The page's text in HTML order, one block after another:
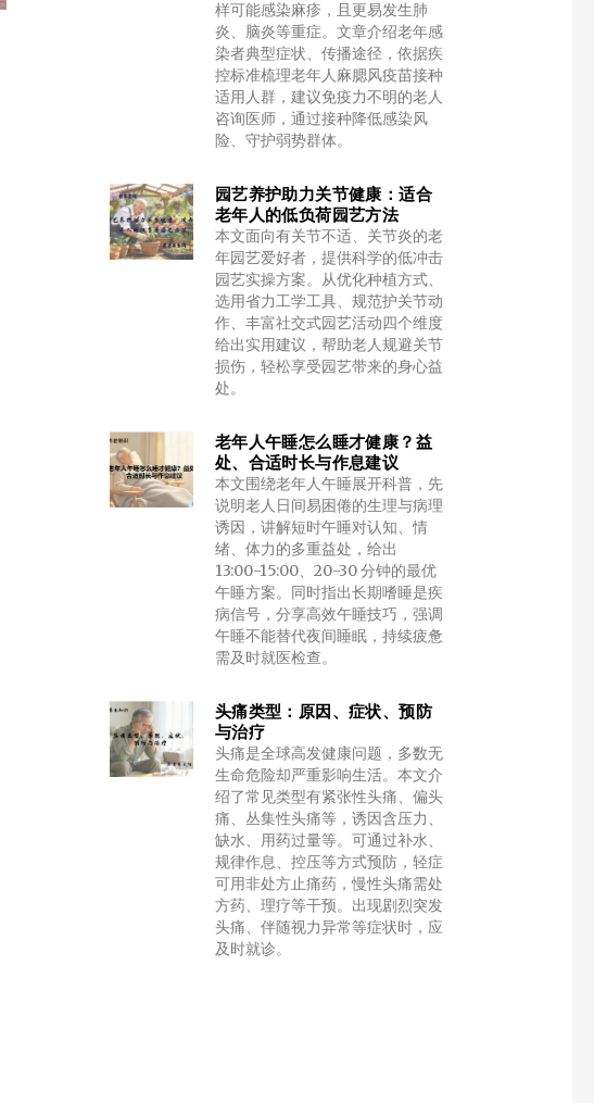
样可能感染麻疹，且更易发生肺
炎、脑炎等重症。文章介绍老年感
染者典型症状、传播途径，依据疾
控标准梳理老年人麻腮风疫苗接种
适用人群，建议免疫力不明的老人
咨询医师，通过接种降低感染风
险、守护弱势群体。
园艺养护助力关节健康：适合
老年人的低负荷园艺方法
本文面向有关节不适、关节炎的老
年园艺爱好者，提供科学的低冲击
园艺实操方案。从优化种植方式、
选用省力工学工具、规范护关节动
作、丰富社交式园艺活动四个维度
给出实用建议，帮助老人规避关节
损伤，轻松享受园艺带来的身心益
处。
老年人午睡怎么睡才健康？益
处、合适时长与作息建议
本文围绕老年人午睡展开科普，先
说明老人日间易困倦的生理与病理
诱因，讲解短时午睡对认知、情
绪、体力的多重益处，给出
13:00-15:00、20-30 分钟的最优
午睡方案。同时指出长期嗜睡是疾
病信号，分享高效午睡技巧，强调
午睡不能替代夜间睡眠，持续疲惫
需及时就医检查。
头痛类型：原因、症状、预防
与治疗
头痛是全球高发健康问题，多数无
生命危险却严重影响生活。本文介
绍了常见类型有紧张性头痛、偏头
痛、丛集性头痛等，诱因含压力、
缺水、用药过量等。可通过补水、
规律作息、控压等方式预防，轻症
可用非处方止痛药，慢性头痛需处
方药、理疗等干预。出现剧烈突发
头痛、伴随视力异常等症状时，应
及时就诊。